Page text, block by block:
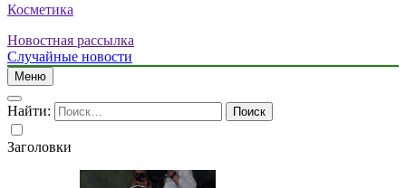
Косметика
Новостная рассылка
Случайные новости
Меню
Найти:
Заголовки